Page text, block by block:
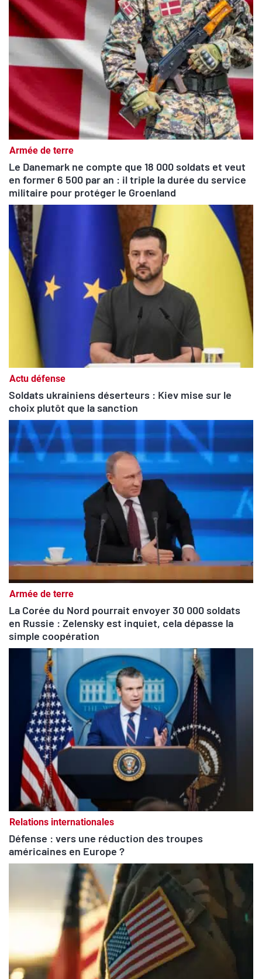
Armée de terre
Le Danemark ne compte que 18 000 soldats et veut
en former 6 500 par an : il triple la durée du service
militaire pour protéger le Groenland
Actu défense
Soldats ukrainiens déserteurs : Kiev mise sur le
choix plutôt que la sanction
Armée de terre
La Corée du Nord pourrait envoyer 30 000 soldats
en Russie : Zelensky est inquiet, cela dépasse la
simple coopération
Relations internationales
Défense : vers une réduction des troupes
américaines en Europe ?